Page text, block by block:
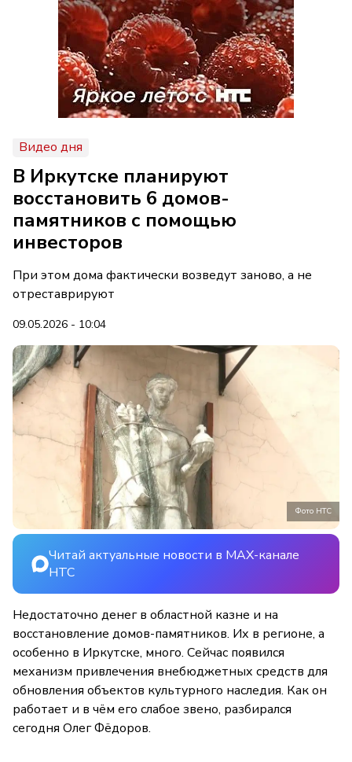
Видео дня
В Иркутске планируют
восстановить 6 домов-
памятников с помощью
инвесторов
При этом дома фактически возведут заново, а не
отреставрируют
09.05.2026 - 10:04
Фото НТС
Читай актуальные новости в MAX-канале
НТС
Недостаточно денег в областной казне и на
восстановление домов-памятников. Их в регионе, а
особенно в Иркутске, много. Сейчас появился
механизм привлечения внебюджетных средств для
обновления объектов культурного наследия. Как он
работает и в чём его слабое звено, разбирался
сегодня Олег Фёдоров.